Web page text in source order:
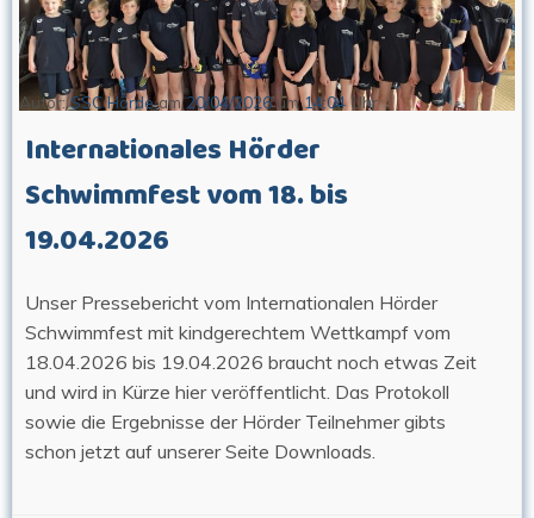
Autor: SSC Hörde am 20/04/2026 um 14:04 Uhr
Internationales Hörder
Schwimmfest vom 18. bis
19.04.2026
Unser Pressebericht vom Internationalen Hörder
Schwimmfest mit kindgerechtem Wettkampf vom
18.04.2026 bis 19.04.2026 braucht noch etwas Zeit
und wird in Kürze hier veröffentlicht. Das Protokoll
sowie die Ergebnisse der Hörder Teilnehmer gibts
schon jetzt auf unserer Seite Downloads.